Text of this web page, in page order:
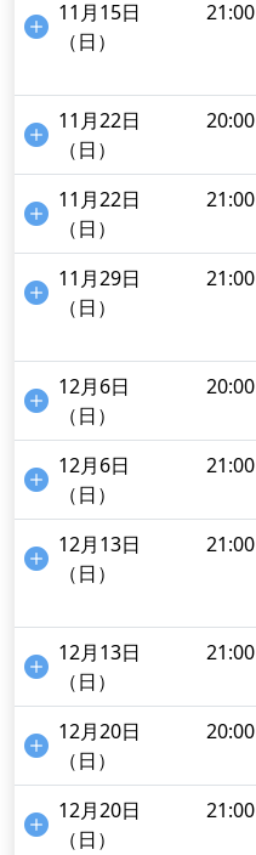
11月15日
（日）
21:00
11月22日
（日）
20:00
11月22日
（日）
21:00
11月29日
（日）
21:00
12月6日
（日）
20:00
12月6日
（日）
21:00
12月13日
（日）
21:00
12月13日
（日）
21:00
12月20日
（日）
20:00
12月20日
（日）
21:00